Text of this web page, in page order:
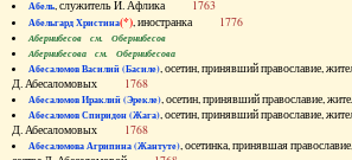
Абель, служитель И. Афлика 1763
Абельгард Христина(*), иностранка 1776
Абернибесов см. Обернибесов
Абернибесова см. Обернибесова
Абесаломов Василий (Басиле), осетин, принявший православие,
Д. Абесаломовых 1768
Абесаломов Ираклий (Эрекле), осетин, принявший православие,
Абесаломов Спиридон (Жага), осетин, принявший православие,
Д. Абесаломовых 1768
Абесаломова Агрипина (Жантуте), осетинка, принявшая